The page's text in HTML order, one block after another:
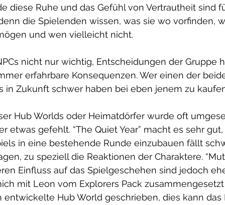
diese Ruhe und das Gefühl von Vertrautheit sind
die Spielenden wissen, was sie wo vorfinden,
und wen vielleicht nicht.
nicht nur wichtig, Entscheidungen der Gruppe
erfahrbare Konsequenzen. Wer einen der
in Zukunft schwer haben bei eben jenem zu
Hub Worlds oder Heimatdörfer wurde oft
etwas gefehlt. “The Quiet Year” macht es sehr
in eine bestehende Runde einzubauen fällt
zu speziell die Reaktionen der Charaktere.
Einfluss auf das Spielgeschehen sind jedoch
mit Leon vom Explorers Pack
entwickelte Hub World geschrieben, dies kann